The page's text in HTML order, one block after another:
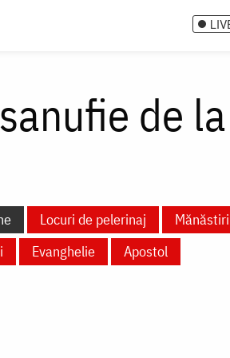
de
Locuri de pelerinaj
Evanghelie Apostol